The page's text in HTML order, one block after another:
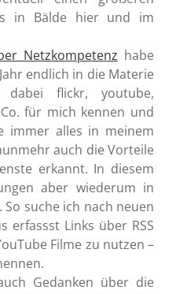
in Bälde hier und im
Netzkompetenz habe
endlich in die Materie
flickr, youtube,
für mich kennen und
immer alles in meinem
auch die Vorteile
erkannt. In diesem
aber wiederum in
suche ich nach neuen
erfassst Links über RSS
Filme zu nutzen –
Gedanken über die